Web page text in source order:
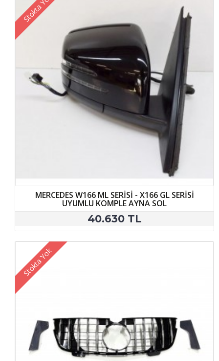
Stokta Yok
MERCEDES W166 ML SERİSİ - X166 GL SERİSİ
UYUMLU KOMPLE AYNA SOL
40.630 TL
Stokta Yok